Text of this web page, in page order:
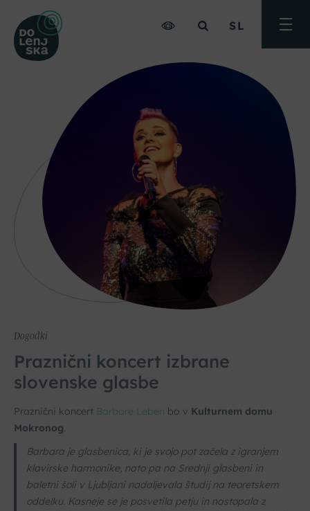
SL
Dogodki
Praznični koncert izbrane
slovenske glasbe
Praznični koncert Barbare Leben bo v Kulturnem domu
Mokronog.
Barbara je glasbenica, ki je svojo pot začela z igranjem
klavirske harmonike, nato pa na Srednji glasbeni in
baletni šoli v Ljubljani nadaljevala študij na teoretskem
oddelku. Kasneje se je posvetila petju in nastopala z